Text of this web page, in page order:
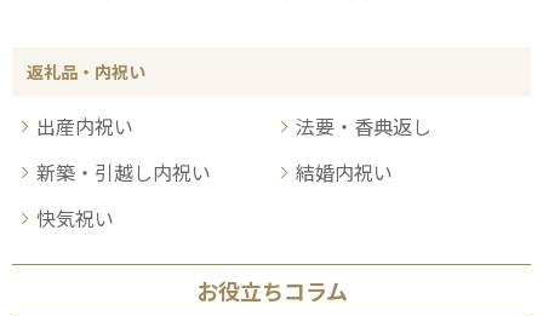
返礼品・内祝い
出産内祝い
法要・香典返し
新築・引越し内祝い
結婚内祝い
快気祝い
お役立ちコラム